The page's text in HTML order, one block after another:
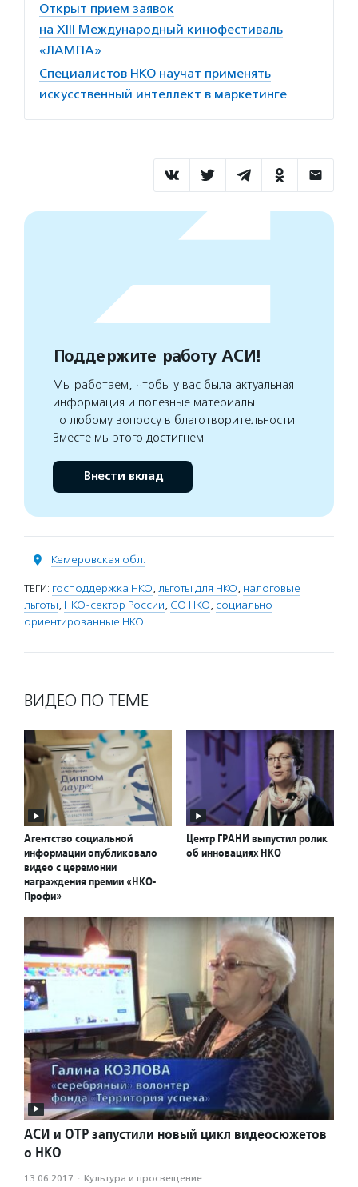
Открыт прием заявок
на XIII Международный кинофестиваль
«ЛАМПА»
Специалистов НКО научат применять
искусственный интеллект в маркетинге
Поддержите работу АСИ!
Мы работаем, чтобы у вас была актуальная
информация и полезные материалы
по любому вопросу в благотворительности.
Вместе мы этого достигнем
Внести вклад
Кемеровская обл.
ТЕГИ: господдержка НКО, льготы для НКО, налоговые
льготы, НКО-сектор России, СО НКО, социально
ориентированные НКО
ВИДЕО ПО ТЕМЕ
Агентство социальной
информации опубликовало
видео с церемонии
награждения премии «НКО-
Профи»
Центр ГРАНИ выпустил ролик
об инновациях НКО
АСИ и ОТР запустили новый цикл видеосюжетов
о НКО
13.06.2017 · Культура и просвещение